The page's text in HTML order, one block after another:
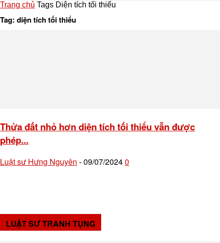
Trang chủ Tags Diện tích tối thiểu
Tag: diện tích tối thiểu
Thửa đất nhỏ hơn diện tích tối thiểu vẫn được
phép...
Luật sư Hưng Nguyên - 09/07/20240
LUẬT SƯ TRANH TỤNG